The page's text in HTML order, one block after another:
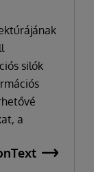
silók
a